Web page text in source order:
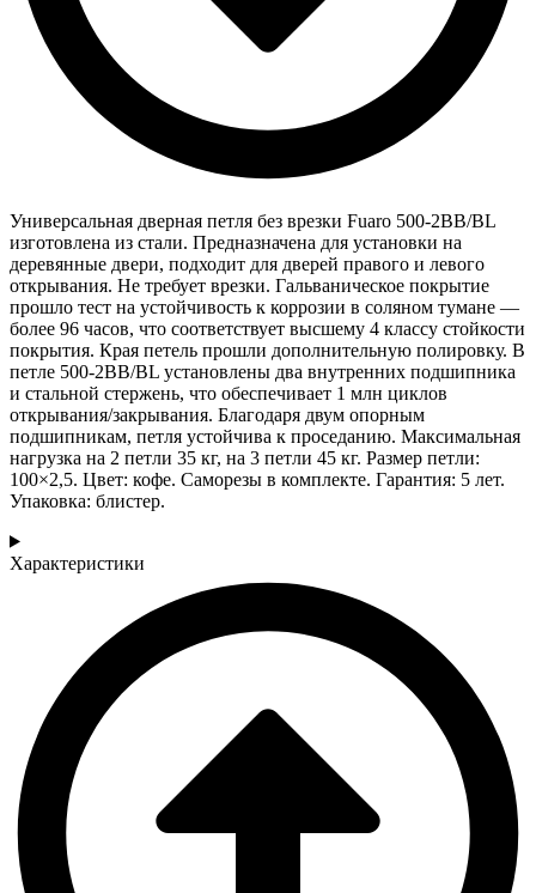
Универсальная дверная петля без врезки Fuaro 500-2BB/BL
изготовлена из стали. Предназначена для установки на
деревянные двери, подходит для дверей правого и левого
открывания. Не требует врезки. Гальваническое покрытие
прошло тест на устойчивость к коррозии в соляном тумане —
более 96 часов, что соответствует высшему 4 классу стойкости
покрытия. Края петель прошли дополнительную полировку. В
петле 500-2BB/BL установлены два внутренних подшипника
и стальной стержень, что обеспечивает 1 млн циклов
открывания/закрывания. Благодаря двум опорным
подшипникам, петля устойчива к проседанию. Максимальная
нагрузка на 2 петли 35 кг, на 3 петли 45 кг. Размер петли:
100×2,5. Цвет: кофе. Саморезы в комплекте. Гарантия: 5 лет.
Упаковка: блистер.
Характеристики